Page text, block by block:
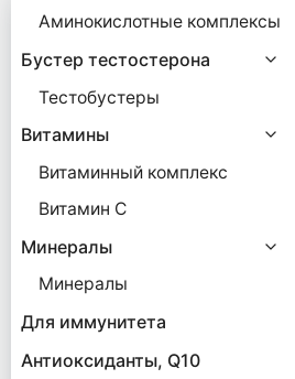
Аминокислотные комплексы
Бустер тестостерона
Тестобустеры
Витамины
Витаминный комплекс
Витамин С
Минералы
Минералы
Для иммунитета
Антиоксиданты, Q10